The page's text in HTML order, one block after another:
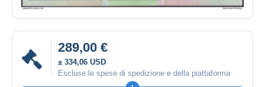
289,00 €
± 334,06 USD
Escluse le spese di spedizione e della piattaforma